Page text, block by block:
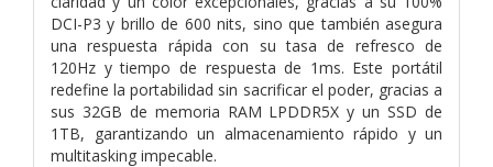
DCI-P3 y brillo de 600 nits, sino que también asegura
una respuesta rápida con su tasa de refresco de
120Hz y tiempo de respuesta de 1ms. Este portátil
redefine la portabilidad sin sacrificar el poder, gracias a
sus 32GB de memoria RAM LPDDR5X y un SSD de
1TB, garantizando un almacenamiento rápido y un
multitasking impecable.